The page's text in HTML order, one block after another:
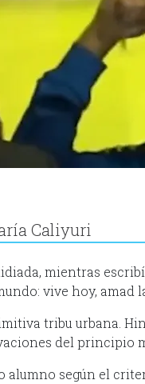
Caliyuri
mientras
vive hoy, amad
tribu urbana.
del principio
alumno según el